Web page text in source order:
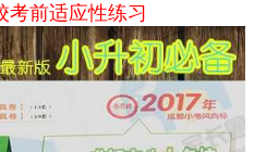
考前适应性练习